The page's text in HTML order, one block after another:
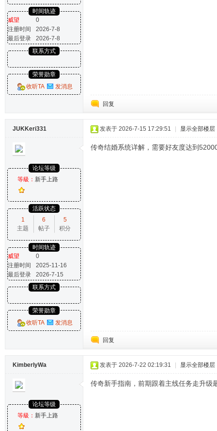
时间轨迹
威望
0
注册时间
2026-7-8
最后登录
2026-7-8
联系方式
荣誉勋章
收听TA
发消息
回复
JUKKeri331
论坛等级
等級： 新手上路
活跃状态
1
主题
6
帖子
5
积分
时间轨迹
威望
0
注册时间
2025-11-16
最后登录
2026-7-15
联系方式
荣誉勋章
收听TA
发消息
发表于 2026-7-15 17:29:51 显示全部楼层
传奇结婚系统详解，需要好友度达到
回复
KimberlyWa
论坛等级
等級： 新手上路
发表于 2026-7-22 02:19:31 显示全部楼层
传奇新手指南，前期跟着主线任务走升级